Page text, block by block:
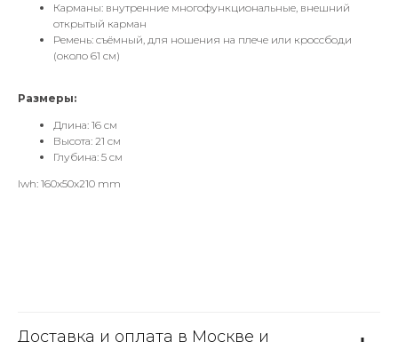
Карманы: внутренние многофункциональные, внешний
открытый карман
Ремень: съёмный, для ношения на плече или кроссбоди
(около 61 см)
Размеры:
Длина: 16 см
Высота: 21 см
Глубина: 5 см
lwh: 160x50x210 mm
Доставка и оплата в Москве и